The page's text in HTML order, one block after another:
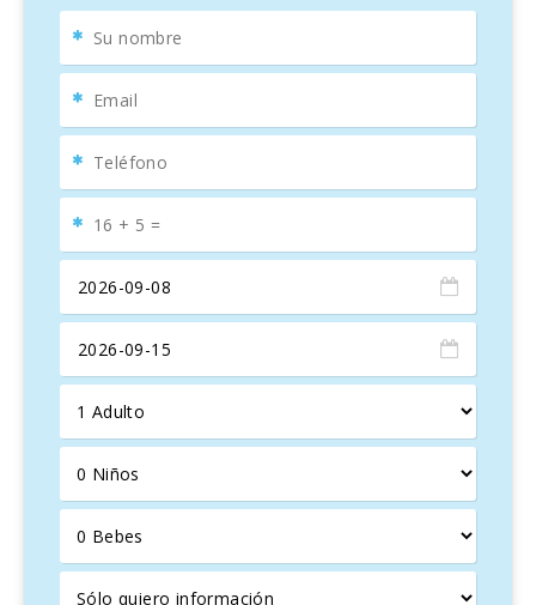
Ideal para Familias en Búsqueda de Relax y Diversión
Diseñada para
tranquilidad, esta elegantevilla mallorquina,
construida en 2014, ofrece amplios
exteriorescon vistas a un encantador
terrazacuenta con un acogedor salón cubierto y una
gran mesa de comedor para ocho personas, perfecta para
compartir momentos inolvidablesal aire libre.
Exteriores Espaciosos y Exclusivos
Can Vadellcuenta con una amplia
piscina de 10 x 5 metroscon una profundidad de
1,80 m, ideal para disfrutar en
mediterráneo
encanto a esteoasis de paz.
Interiores Modernos y Comodidades de Alta Gama
En el interior, la villa presenta un
celebra latradición mallorquina. Elsalón comedor, con
techos abovedados y un cómodo sofá, se complementa